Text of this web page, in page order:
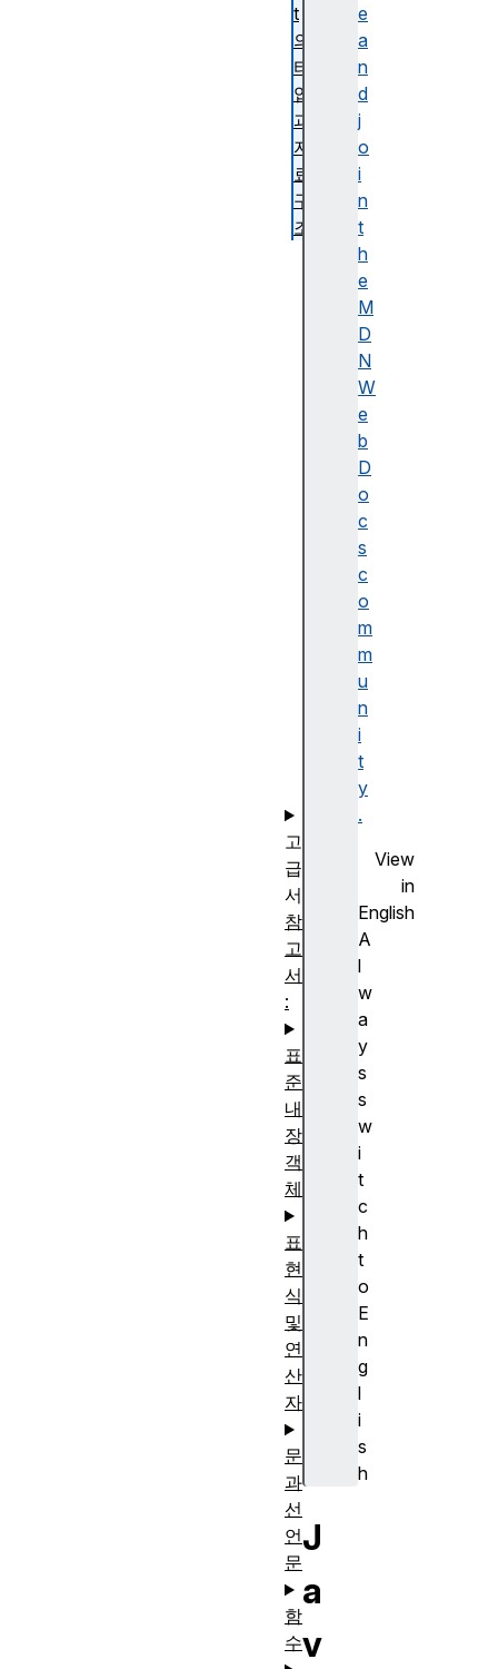
e
a
n
d
j
o
i
n
t
h
e
M
D
N
W
e
b
D
o
c
s
c
o
m
m
u
n
i
t
y
.
View
in
English
A
l
w
a
y
s
s
w
i
t
c
h
t
o
E
n
g
l
i
s
h
J
a
v
t
의
타
입
과
자
료
구
조
고
급
서
참
고
서
:
표
준
내
장
객
체
표
현
식
및
연
산
자
문
과
선
언
문
함
수